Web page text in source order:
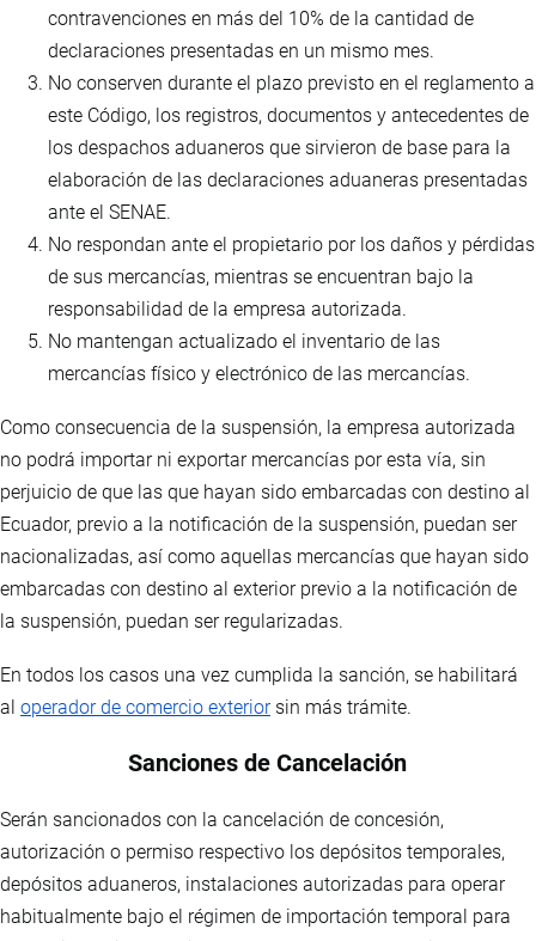
contravenciones en más del 10% de la cantidad de
declaraciones presentadas en un mismo mes.
No conserven durante el plazo previsto en el reglamento a
este Código, los registros, documentos y antecedentes de
los despachos aduaneros que sirvieron de base para la
elaboración de las declaraciones aduaneras presentadas
ante el SENAE.
No respondan ante el propietario por los daños y pérdidas
de sus mercancías, mientras se encuentran bajo la
responsabilidad de la empresa autorizada.
No mantengan actualizado el inventario de las
mercancías físico y electrónico de las mercancías.
Como consecuencia de la suspensión, la empresa autorizada
no podrá importar ni exportar mercancías por esta vía, sin
perjuicio de que las que hayan sido embarcadas con destino al
Ecuador, previo a la notificación de la suspensión, puedan ser
nacionalizadas, así como aquellas mercancías que hayan sido
embarcadas con destino al exterior previo a la notificación de
la suspensión, puedan ser regularizadas.
En todos los casos una vez cumplida la sanción, se habilitará
al operador de comercio exteriorsin más trámite.
Sanciones de Cancelación
Serán sancionados con la cancelación de concesión,
autorización o permiso respectivo los depósitos temporales,
depósitos aduaneros, instalaciones autorizadas para operar
habitualmente bajo el régimen de importación temporal para